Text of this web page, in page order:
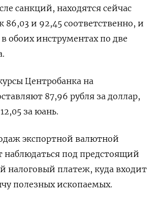
санкций, находятся сейчас
86,03 и 92,45 соответственно, и
обоих инструментах по две
Центробанка на
87,96 рубля за доллар,
за юань.
экспортной валютной
под предстоящий
налоговый платеж, куда входит
полезных ископаемых.